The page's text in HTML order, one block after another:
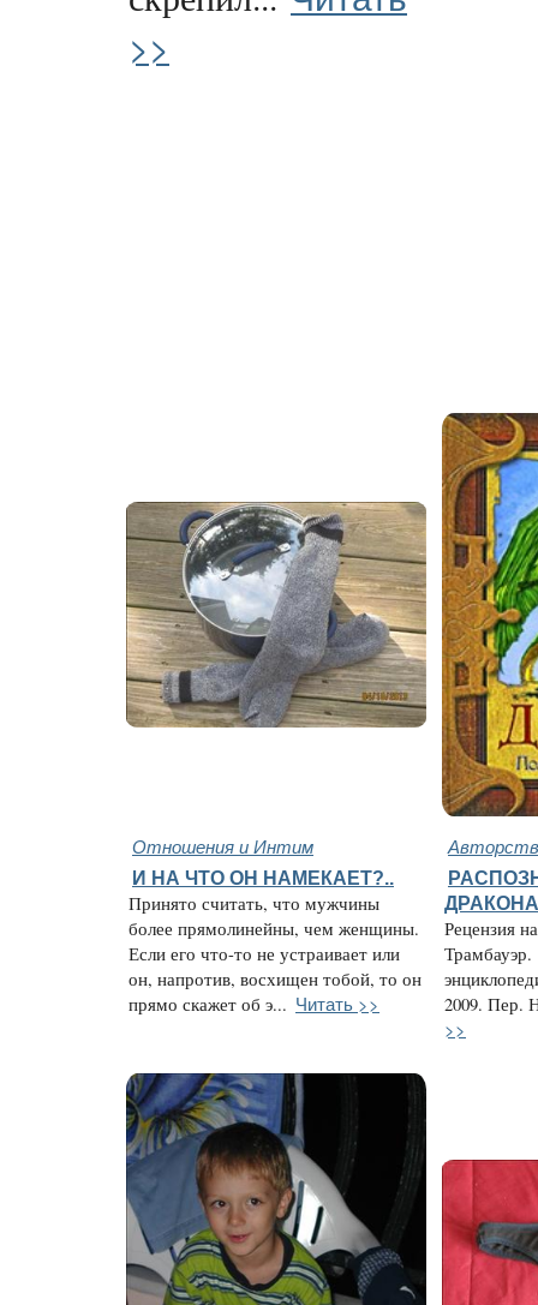
>>
Отношения и Интим
И НА ЧТО ОН НАМЕКАЕТ?..
Принято считать, что мужчины
более прямолинейны, чем женщины.
Если его что-то не устраивает или
он, напротив, восхищен тобой, то он
прямо скажет об э... Читать >>
ДРАКОНА
Рецензия
2009. Пер.
>>